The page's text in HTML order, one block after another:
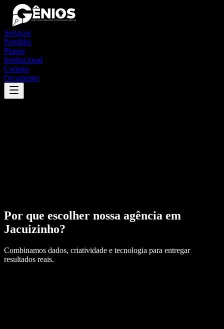
Serviços
Portfólio
Planos
Institucional
Contato
Orçamento
Por que escolher nossa agência em
Jacuizinho?
Combinamos dados, criatividade e tecnologia para entregar
resultados reais.